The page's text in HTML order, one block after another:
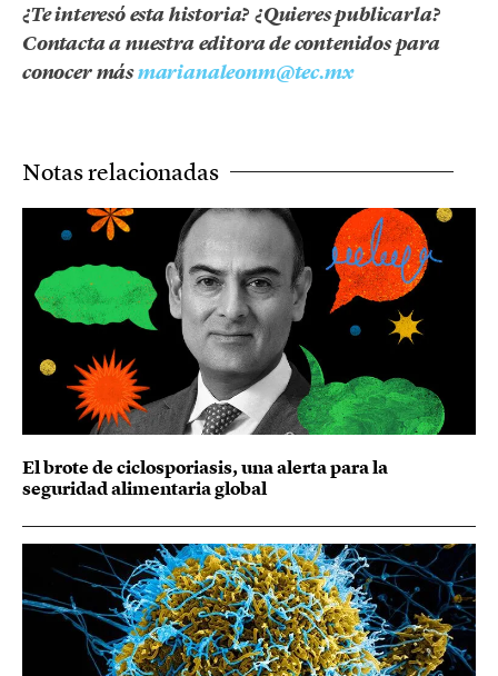
¿Te interesó esta historia? ¿Quieres publicarla?
Contacta a nuestra editora de contenidos para
conocer másmarianaleonm@tec.mx
Notas relacionadas
El brote de ciclosporiasis, una alerta para la
seguridad alimentaria global